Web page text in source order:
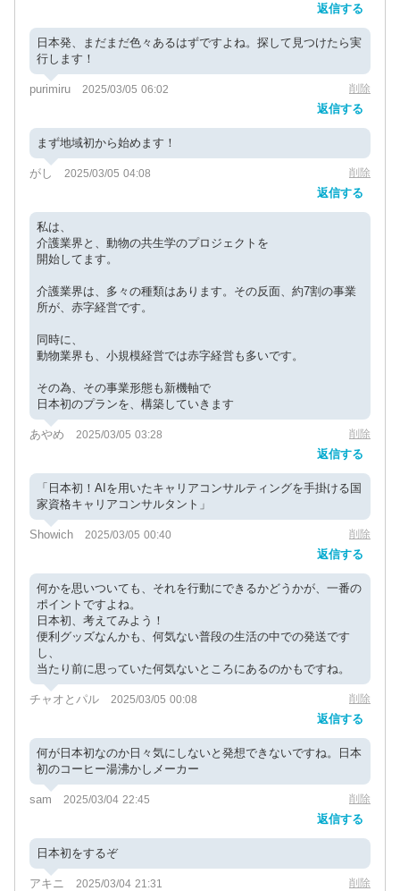
返信する
日本発、まだまだ色々あるはずですよね。探して見つけたら実
行します！
purimiru 2025/03/05 06:02 削除
返信する
まず地域初から始めます！
がし 2025/03/05 04:08 削除
返信する
私は、
介護業界と、動物の共生学のプロジェクトを
開始してます。
介護業界は、多々の種類はあります。その反面、約7割の事業
所が、赤字経営です。
同時に、
動物業界も、小規模経営では赤字経営も多いです。
その為、その事業形態も新機軸で
日本初のプランを、構築していきます
あやめ 2025/03/05 03:28 削除
返信する
「日本初！AIを用いたキャリアコンサルティングを手掛ける国
家資格キャリアコンサルタント」
Showich 2025/03/05 00:40 削除
返信する
何かを思いついても、それを行動にできるかどうかが、一番の
ポイントですよね。
日本初、考えてみよう！
便利グッズなんかも、何気ない普段の生活の中での発送です
し、
当たり前に思っていた何気ないところにあるのかもですね。
チャオとパル 2025/03/05 00:08 削除
返信する
何が日本初なのか日々気にしないと発想できないですね。日本
初のコーヒー湯沸かしメーカー
sam 2025/03/04 22:45 削除
返信する
日本初をするぞ
アキニ 2025/03/04 21:31 削除